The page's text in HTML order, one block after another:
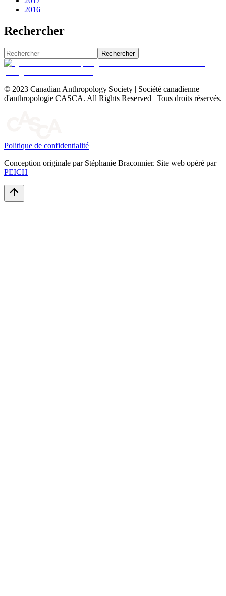
2016
Rechercher
Rechercher
© 2023 Canadian Anthropology Society | Société canadienne
d'anthropologie CASCA. All Rights Reserved | Tous droits réservés.
Politique de confidentialité
Conception originale par Stéphanie Braconnier. Site web opéré par
PEICH